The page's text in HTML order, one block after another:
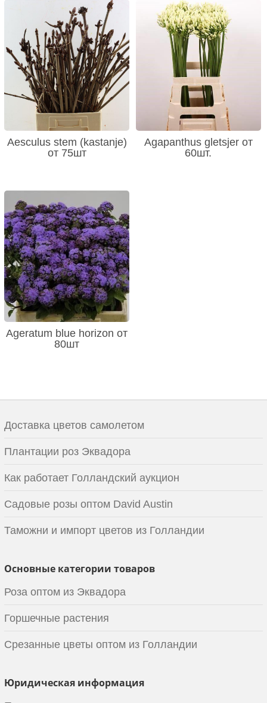
Aesculus stem (kastanje)
от 75шт
Agapanthus gletsjer от
60шт.
Ageratum blue horizon от
80шт
Доставка цветов самолетом
Плантации роз Эквадора
Как работает Голландский аукцион
Садовые розы оптом David Austin
Таможни и импорт цветов из Голландии
Основные категории товаров
Роза оптом из Эквадора
Горшечные растения
Срезанные цветы оптом из Голландии
Юридическая информация